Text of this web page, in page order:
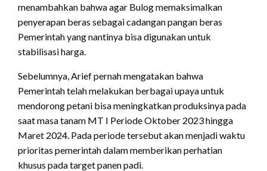
menambahkan bahwa agar Bulog memaksimalkan
penyerapan beras sebagai cadangan pangan beras
Pemerintah yang nantinya bisa digunakan untuk
stabilisasi harga.
Sebelumnya, Arief pernah mengatakan bahwa
Pemerintah telah melakukan berbagai upaya untuk
mendorong petani bisa meningkatkan produksinya pada
saat masa tanam MT I Periode Oktober 2023 hingga
Maret 2024. Pada periode tersebut akan menjadi waktu
prioritas pemerintah dalam memberikan perhatian
khusus pada target panen padi.